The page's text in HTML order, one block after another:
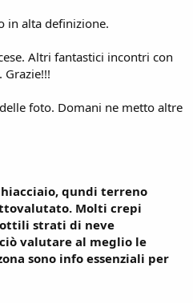
in alta definizione.
Altri fantastici incontri con
foto. Domani ne metto altre
qundi terreno
Molti crepi
strati di neve
valutare al meglio le
sono info essenziali per